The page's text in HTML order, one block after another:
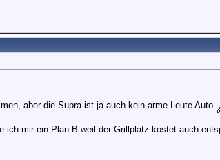
aber die Supra ist ja auch kein arme Leute Auto
mir ein Plan B weil der Grillplatz kostet auch